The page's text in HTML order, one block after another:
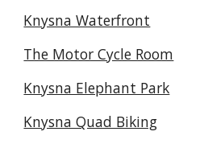
Knysna Waterfront
The Motor Cycle Room
Knysna Elephant Park
Knysna Quad Biking